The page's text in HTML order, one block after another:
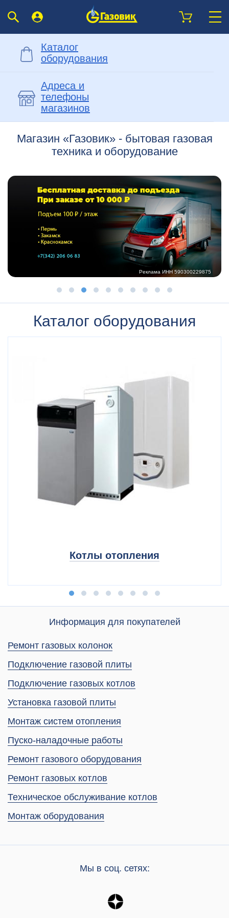
Каталог
оборудования
Адреса и
телефоны
магазинов
Магазин «Газовик» - бытовая газовая
техника и оборудование
Каталог оборудования
Котлы отопления
Информация для покупателей
Ремонт газовых колонок
Подключение газовой плиты
Подключение газовых котлов
Установка газовой плиты
Монтаж систем отопления
Пуско-наладочные работы
Ремонт газового оборудования
Ремонт газовых котлов
Техническое обслуживание котлов
Монтаж оборудования
Мы в соц. сетях: